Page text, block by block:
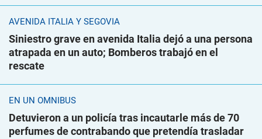
AVENIDA ITALIA Y SEGOVIA
Siniestro grave en avenida Italia dejó a una persona
atrapada en un auto; Bomberos trabajó en el
rescate
EN UN ÓMNIBUS
Detuvieron a un policía tras incautarle más de 70
perfumes de contrabando que pretendía trasladar